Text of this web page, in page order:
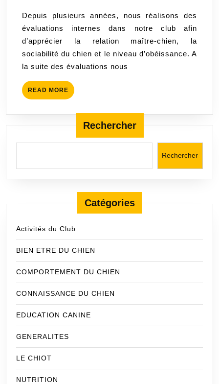
d’année
du
Club
Canin
Depuis plusieurs années, nous réalisons des
évaluations internes dans notre club afin
d’apprécier la relation maître-chien, la
sociabilité du chien et le niveau d’obéissance. A
la suite des évaluations nous
READ MORE READ
MORE
Rechercher
Rechercher
Catégories
Activités du Club
BIEN ETRE DU CHIEN
COMPORTEMENT DU CHIEN
CONNAISSANCE DU CHIEN
EDUCATION CANINE
GENERALITES
LE CHIOT
NUTRITION